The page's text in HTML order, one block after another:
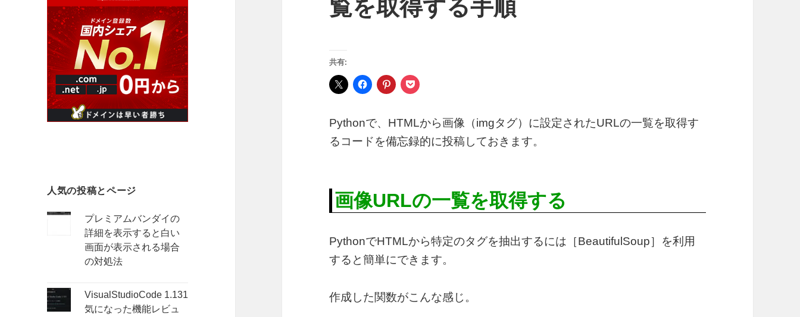
人気の投稿とページ
プレミアムバンダイの
詳細を表示すると白い
画面が表示される場合
の対処法
VisualStudioCode 1.131
気になった機能レビュ
覧を取得する手順
共有:
Pythonで、HTMLから画像（imgタグ）に設定されたURLの一覧を取得す
るコードを備忘録的に投稿しておきます。
画像URLの一覧を取得する
PythonでHTMLから特定のタグを抽出するには［BeautifulSoup］を利用
すると簡単にできます。
作成した関数がこんな感じ。